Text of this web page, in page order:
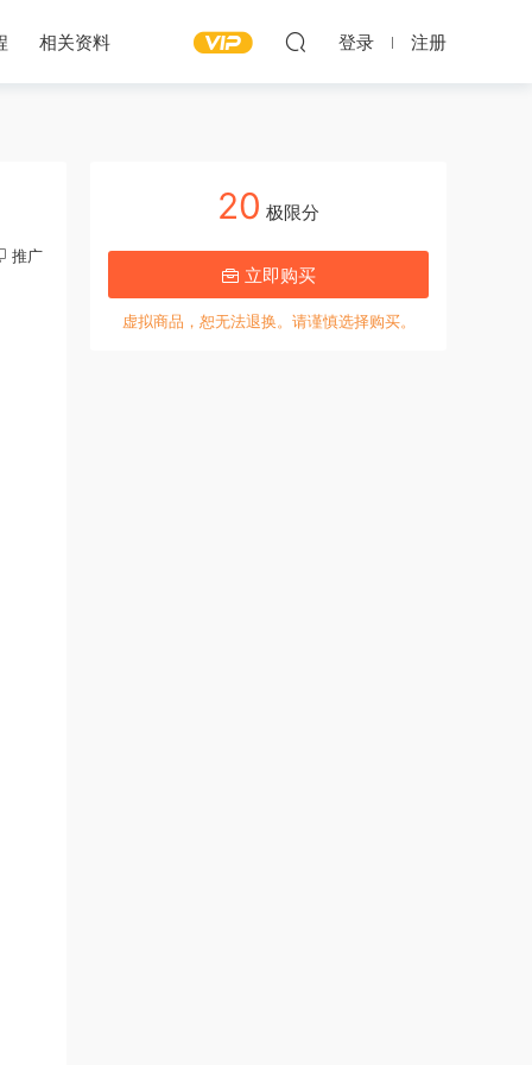
相关资料 登录 注册
推广
20 极限分
立即购买
虚拟商品，恕无法退换。请谨慎选择购买。